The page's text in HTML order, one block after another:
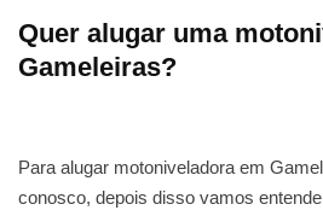
Quer alugar uma
Gameleiras?
Para alugar motoniveladora em
conosco, depois disso vamos